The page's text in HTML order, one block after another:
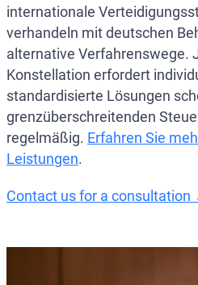
internationale
verhandeln mit deutschen
alternative Verfahrenswege.
Konstellation erfordert
standardisierte Lösungen
grenzüberschreitenden
regelmäßig. Erfahren Sie
Leistungen.
Contact us for a consultation